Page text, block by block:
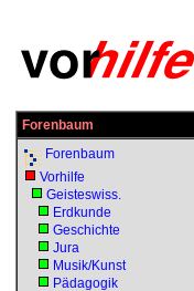
Forenbaum
Forenbaum
Vorhilfe
Geisteswiss.
Erdkunde
Geschichte
Jura
Musik/Kunst
Pädagogik